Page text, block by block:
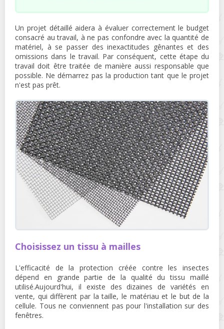
Un projet détaillé aidera à évaluer correctement le budget
consacré au travail, à ne pas confondre avec la quantité de
matériel, à se passer des inexactitudes gênantes et des
omissions dans le travail. Par conséquent, cette étape du
travail doit être traitée de manière aussi responsable que
possible. Ne démarrez pas la production tant que le projet
n'est pas prêt.
Choisissez un tissu à mailles
L'efficacité de la protection créée contre les insectes
dépend en grande partie de la qualité du tissu maillé
utilisé.Aujourd'hui, il existe des dizaines de variétés en
vente, qui diffèrent par la taille, le matériau et le but de la
cellule. Tous ne conviennent pas pour l'installation sur des
fenêtres.